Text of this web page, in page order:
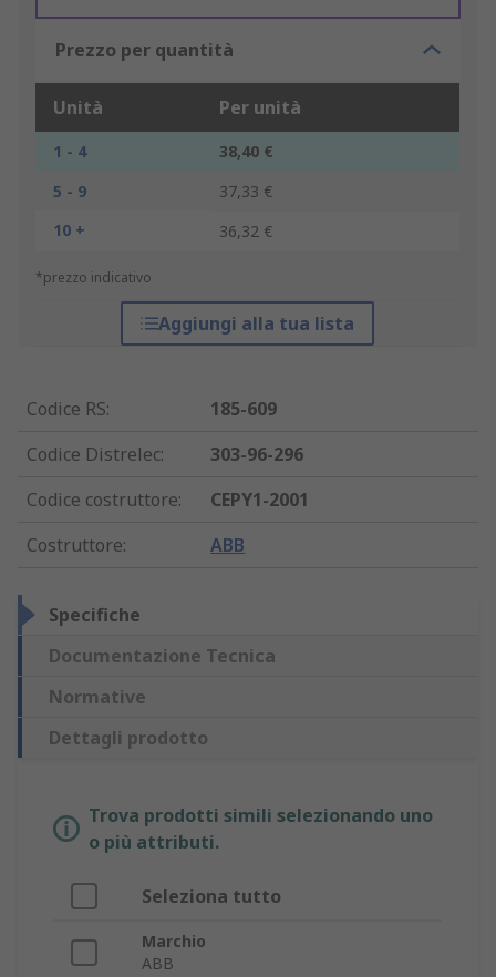
Prezzo per quantità
Unità Per unità
1 - 4
38,40 €
5 - 9
37,33 €
10 +
36,32 €
*prezzo indicativo
Aggiungi alla tua lista
Codice RS:
185-609
Codice Distrelec:
303-96-296
Codice costruttore:
CEPY1-2001
Costruttore: ABB
Specifiche
Documentazione Tecnica
Normative
Dettagli prodotto
Trova prodotti simili selezionando uno
o più attributi.
Seleziona tutto
Marchio
ABB